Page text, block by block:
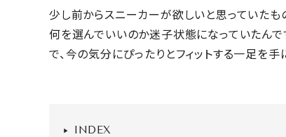
少し前からスニーカーが欲しいと思っていたも
何を選んでいいのか迷子状態になっていたんで
で、今の気分にぴったりとフィットする一足を手
INDEX